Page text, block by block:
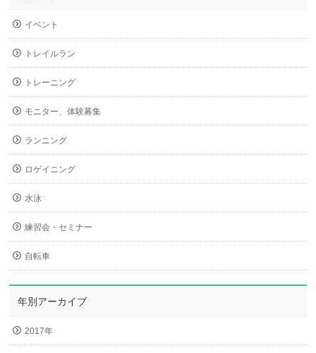
イベント
トレイルラン
トレーニング
モニター、体験募集
ランニング
ロゲイニング
水泳
練習会・セミナー
自転車
年別アーカイブ
2017年